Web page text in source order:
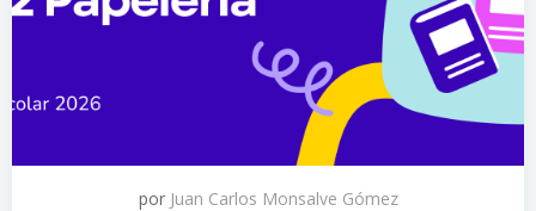
por Juan Carlos Monsalve Gómez